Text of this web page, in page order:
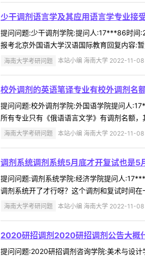
少干调剂语言学及其应用语言学专业接
提问问题:少干调剂学院:提问人:17***86时间
报考北京外国语大学汉语国际教育回复内容:
海南大学考研问题 本站小编 海南大学 2022-11-08
校外调剂的英语笔译专业有校外调剂名
提问问题:校外调剂学院:外国语学院提问人
所有专业只有《俄语语言文学》有调剂名额
海南大学考研问题 本站小编 海南大学 2022-11-08
调剂系统调剂系统5月底才开复试也是5
提问问题:调剂系统学院:经济学院提问人
调剂系统开了才行呀？这个调剂和复试时间
海南大学考研问题 本站小编 海南大学 2022-11-08
2020研招调剂2020研招调剂公告大概
提问问题:2020研招调剂咨询学院:美术与设